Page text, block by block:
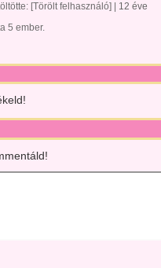
[Törölt felhasználó]
12 éve
5 ember.